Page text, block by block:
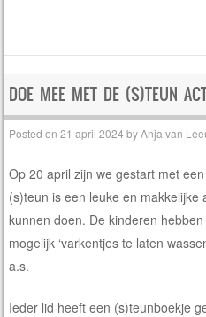
DOE MEE MET DE (S)TEUN
Posted on21 april 2024 byAnja van
Op 20 april zijn we gestart met
(s)teun is een leuke en makkelijke
kunnen doen. De kinderen
mogelijk ‘varkentjes te laten
a.s.
Ieder lid heeft een (s)teunboekje